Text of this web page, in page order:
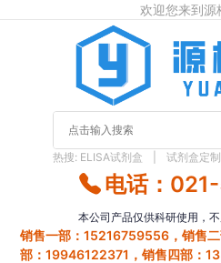
欢迎您来到源
热搜: ELISA试剂盒 试剂盒定制
电话：
本公司产品仅供科研使用，
销售一部：15216759556，销售
部：19946122371，销售四部：